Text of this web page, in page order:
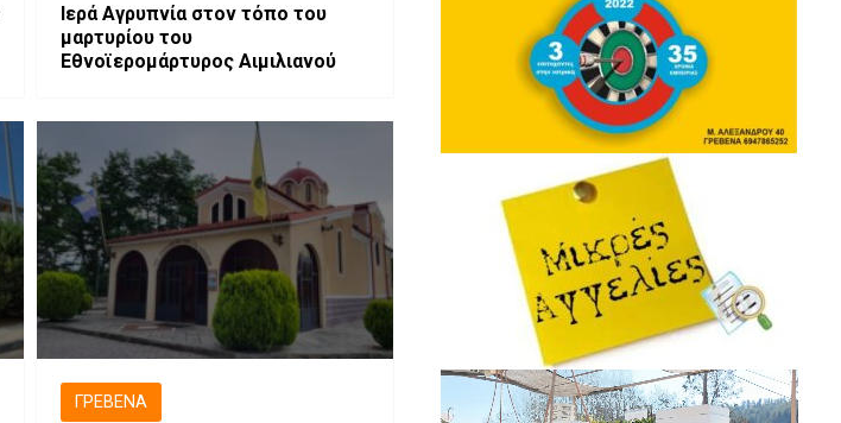
Ιερά Αγρυπνία στον τόπο του
μαρτυρίου του
Εθνοϊερομάρτυρος Αιμιλιανού
ΓΡΕΒΕΝΆ
Πρόγραμμα
Αναπαραγωγής